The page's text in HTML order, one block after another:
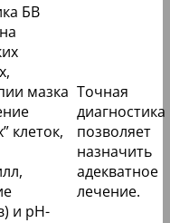
БВ
мазка
клеток,
и pH-
Точная
диагностика
позволяет
назначить
адекватное
лечение.